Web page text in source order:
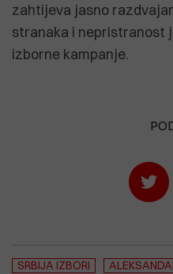
zahtijeva jasno
stranaka i nepristranost
izborne kampanje.
SRBIJA IZBORI